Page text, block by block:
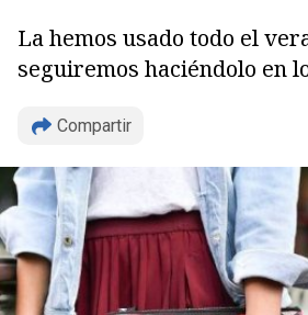
La hemos usado todo el
seguiremos haciéndolo en
Compartir